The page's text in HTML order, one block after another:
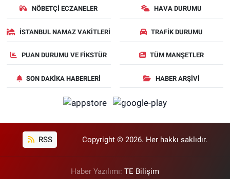
NÖBETÇI ECZANELER HAVA DURUMU
İSTANBUL NAMAZ VAKITLERI TRAFIK DURUMU
PUAN DURUMU VE FIKSTÜR TÜM MANŞETLER
SON DAKIKA HABERLERI HABER ARŞIVI
RSS Copyright © 2026. Her hakkı saklıdır.
Haber Yazılımı: TE Bilişim